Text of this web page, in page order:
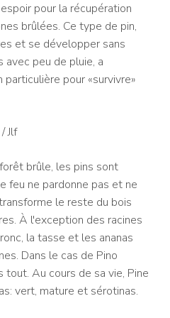
pour la récupération
brûlées. Ce type de pin,
et se développer sans
peu de pluie, a
pour «survivre»
/ Jlf
brûle, les pins sont
feu ne pardonne pas et ne
le reste du bois
À l'exception des racines
la tasse et les ananas
Dans le cas de Pino
tout. Au cours de sa vie, Pine
vert, mature et sérotinas.